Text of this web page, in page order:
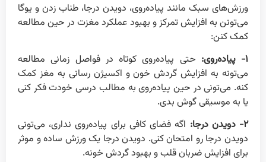
ورزش‌های سبک مانند پیاده‌روی، دویدن درجا، طناب زدن و یوگا
می‌تونن به افزایش تمرکز و بهبود عملکرد مغزت در حین مطالعه
کمک کنن:
۱- پیاده‌روی:
حتی پیاده‌روی کوتاه در فواصل زمانی مطالعه
می‌تونه به افزایش گردش خون و اکسیژن رسانی به مغز کمک
کنه. می‌تونی در حین پیاده‌روی به مطالب درسی خودت فکر کنی
یا به موسیقی گوش بدی.
۲- دویدن درجا:
اگه فضای کافی برای پیاده‌روی نداری، می‌تونی
دویدن درجا رو امتحان کنی. دویدن درجا یک ورزش ساده و موثر
برای افزایش ضربان قلب و بهبود گردش خونه.